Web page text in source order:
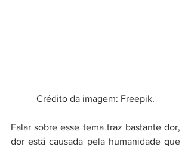
Crédito da imagem: Freepik.
Falar sobre esse tema traz bastante dor,
dor está causada pela humanidade que